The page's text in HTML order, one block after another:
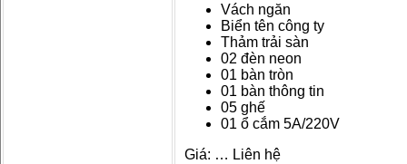
Vách ngăn
Biển tên công ty
Thảm trải sàn
02 đèn neon
01 bàn tròn
01 bàn thông tin
05 ghế
01 ổ cắm 5A/220V
Giá: … Liên hệ